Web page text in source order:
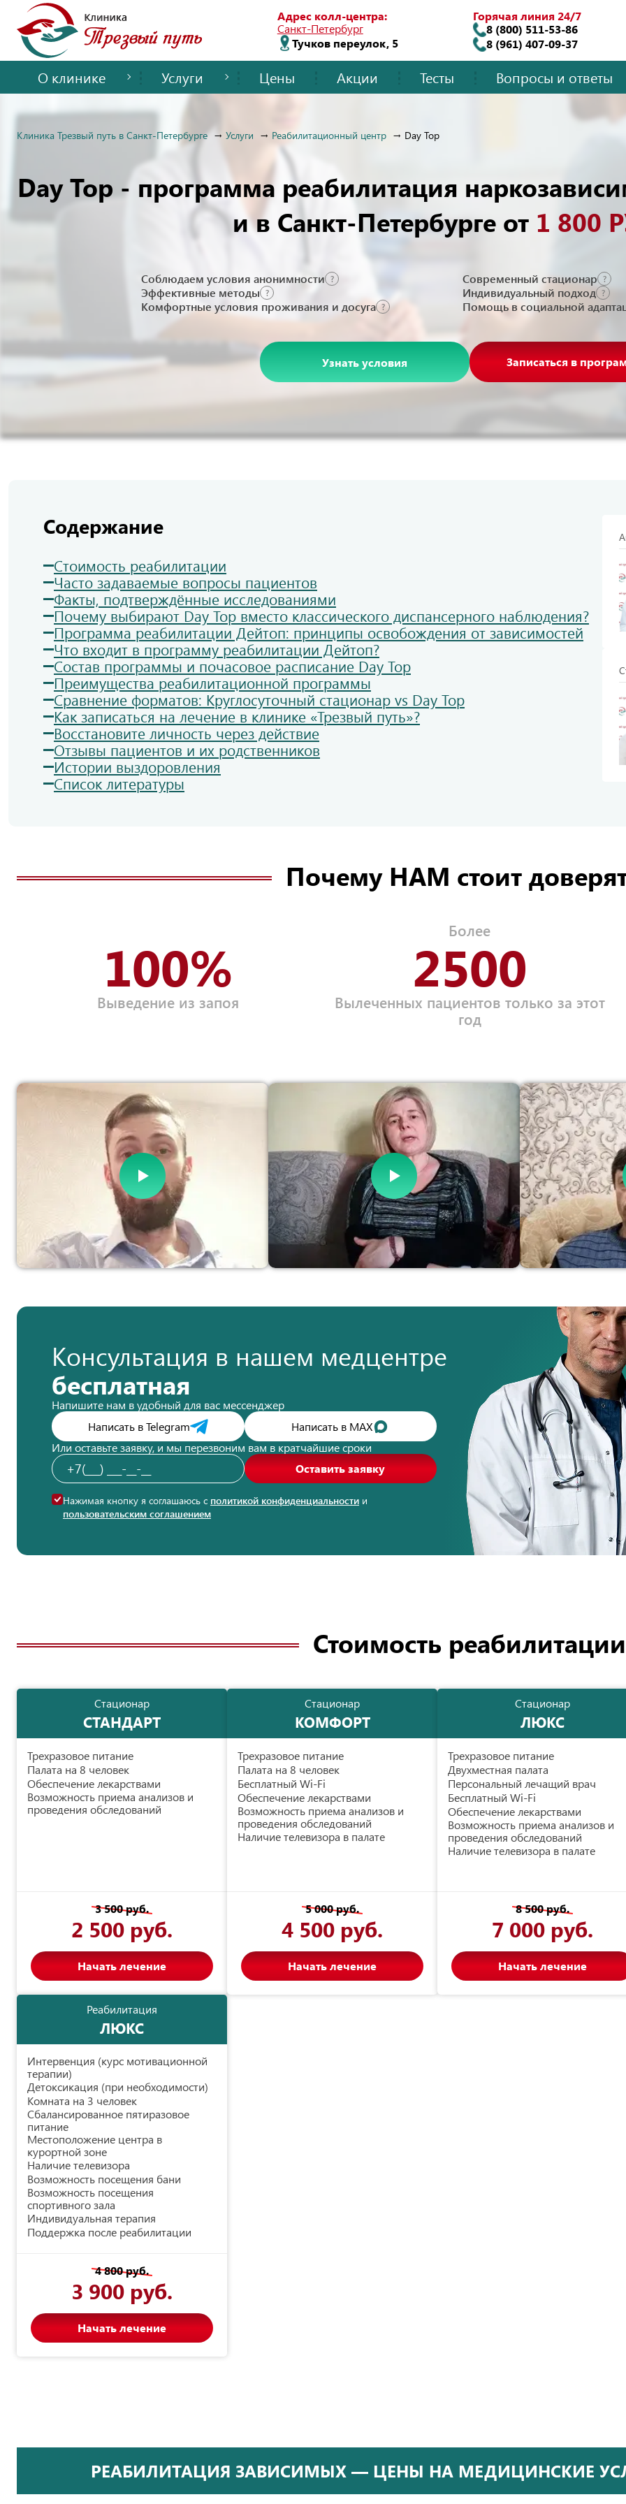
Адрес колл-центра:
Санкт-Петербург
Тучков переулок, 5
Горячая линия 24/7
8 (800) 511-53-86
8 (961) 407-09-37
О клинике Услуги Цены Акции Тесты Вопросы и ответы
Клиника Трезвый путь в Санкт-Петербурге Услуги Реабилитационный центр Day Top
Day Top - программа реабилитация
и в Санкт-Петербурге от 1 800
Соблюдаем условия анонимности ? Современный стационар ?
Эффективные методы ? Индивидуальный подход ?
Комфортные условия проживания и досуга ? Помощь в социальной
Узнать условия Записаться в
Содержание
Стоимость реабилитации
Часто задаваемые вопросы пациентов
Факты, подтверждённые исследованиями
Почему выбирают Day Top вместо классического диспансерного наблюдения?
Программа реабилитации Дейтоп: принципы освобождения от зависимостей
Что входит в программу реабилитации Дейтоп?
Состав программы и почасовое расписание Day Top
Преимущества реабилитационной программы
Сравнение форматов: Круглосуточный стационар vs Day Top
Как записаться на лечение в клинике «Трезвый путь»?
Восстановите личность через действие
Отзывы пациентов и их родственников
Истории выздоровления
Список литературы
Почему НАМ стоит
100%
Выведение из запоя
Более
2500
Вылеченных пациентов только за этот
год
Консультация в нашем медцентре
бесплатная
Напишите нам в удобный для вас мессенджер
Написать в Telegram
Написать в MAX
Или оставьте заявку, и мы перезвоним вам в кратчайшие сроки
Оставить заявку
Нажимая кнопку я соглашаюсь с политикой конфиденциальности и
пользовательским соглашением
Стоимость реабилитации
Стационар
СТАНДАРТ
Трехразовое питание
Палата на 8 человек
Обеспечение лекарствами
Возможность приема анализов и
проведения обследований
3 500 руб.
2 500 руб.
Начать лечение
Стационар
КОМФОРТ
Трехразовое питание
Палата на 8 человек
Бесплатный Wi-Fi
Обеспечение лекарствами
Возможность приема анализов и
проведения обследований
Наличие телевизора в палате
5 000 руб.
4 500 руб.
Начать лечение
Стационар
ЛЮКС
Трехразовое питание
Двухместная палата
Персональный лечащий врач
Бесплатный Wi-Fi
Обеспечение лекарствами
Возможность приема анализов и
проведения обследований
Наличие телевизора в палате
8 500 руб.
7 000 руб.
Начать лечение
Реабилитация
ЛЮКС
Интервенция (курс мотивационной
терапии)
Детоксикация (при необходимости)
Комната на 3 человек
Сбалансированное пятиразовое
питание
Местоположение центра в
курортной зоне
Наличие телевизора
Возможность посещения бани
Возможность посещения
спортивного зала
Индивидуальная терапия
Поддержка после реабилитации
4 800 руб.
3 900 руб.
Начать лечение
РЕАБИЛИТАЦИЯ ЗАВИСИМЫХ — ЦЕНЫ НА МЕДИЦИНСКИЕ